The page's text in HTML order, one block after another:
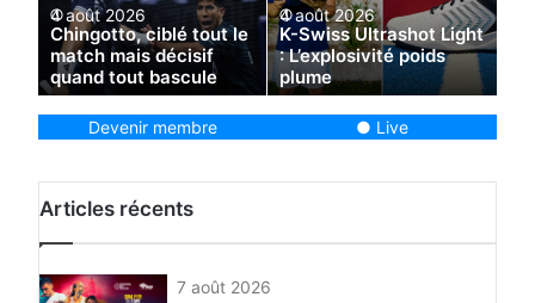
Chingotto, ciblé tout le
match mais décisif
quand tout bascule
4 août 2026
probablement pas
match lors de la…
K-Swiss Ultrashot Light
: L’explosivité poids
plume
4 août 2026
Ultra Court Padel l’an
Devenir membre ● Live
Articles récents
7 août 2026